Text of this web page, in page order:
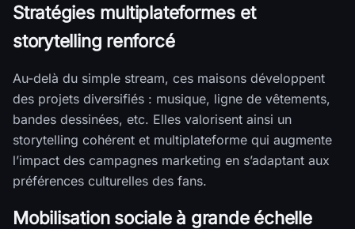
Stratégies multiplateformes et
storytelling renforcé
Au-delà du simple stream, ces maisons développent
des projets diversifiés : musique, ligne de vêtements,
bandes dessinées, etc. Elles valorisent ainsi un
storytelling cohérent et multiplateforme qui augmente
l’impact des campagnes marketing en s’adaptant aux
préférences culturelles des fans.
Mobilisation sociale à grande échelle